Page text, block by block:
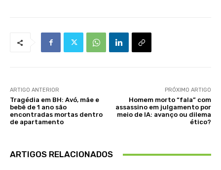
ARTIGO ANTERIOR
Tragédia em BH: Avó, mãe e
bebê de 1 ano são
encontradas mortas dentro
de apartamento
PRÓXIMO ARTIGO
Homem morto “fala” com
assassino em julgamento por
meio de IA: avanço ou dilema
ético?
ARTIGOS RELACIONADOS